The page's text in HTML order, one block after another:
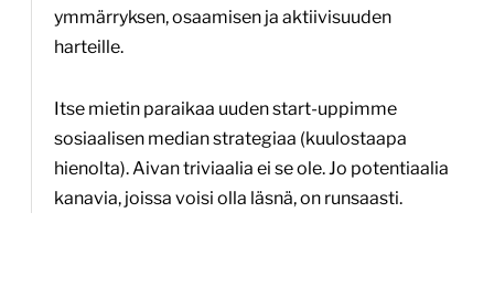
ymmärryksen, osaamisen ja aktiivisuuden
harteille.
Itse mietin paraikaa uuden start-uppimme
sosiaalisen median strategiaa (kuulostaapa
hienolta). Aivan triviaalia ei se ole. Jo potentiaalia
kanavia, joissa voisi olla läsnä, on runsaasti.